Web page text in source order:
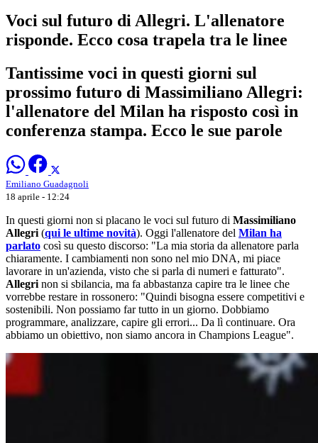
Voci sul futuro di Allegri. L'allenatore
risponde. Ecco cosa trapela tra le linee
Tantissime voci in questi giorni sul
prossimo futuro di Massimiliano Allegri:
l'allenatore del Milan ha risposto così in
conferenza stampa. Ecco le sue parole
Emiliano Guadagnoli
18 aprile - 12:24
In questi giorni non si placano le voci sul futuro di Massimiliano
Allegri (qui le ultime novità). Oggi l'allenatore del Milan ha
parlato così su questo discorso: "La mia storia da allenatore parla
chiaramente. I cambiamenti non sono nel mio DNA, mi piace
lavorare in un'azienda, visto che si parla di numeri e fatturato".
Allegri non si sbilancia, ma fa abbastanza capire tra le linee che
vorrebbe restare in rossonero: "Quindi bisogna essere competitivi e
sostenibili. Non possiamo far tutto in un giorno. Dobbiamo
programmare, analizzare, capire gli errori... Da lì continuare. Ora
abbiamo un obiettivo, non siamo ancora in Champions League".